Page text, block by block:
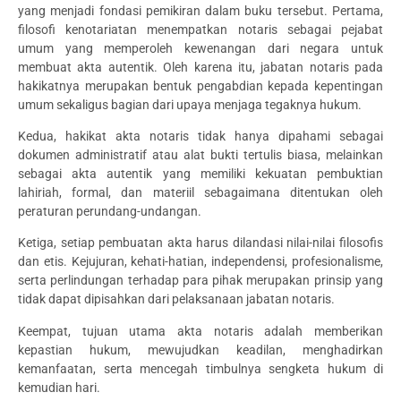
yang menjadi fondasi pemikiran dalam buku tersebut. Pertama,
filosofi kenotariatan menempatkan notaris sebagai pejabat
umum yang memperoleh kewenangan dari negara untuk
membuat akta autentik. Oleh karena itu, jabatan notaris pada
hakikatnya merupakan bentuk pengabdian kepada kepentingan
umum sekaligus bagian dari upaya menjaga tegaknya hukum.
Kedua, hakikat akta notaris tidak hanya dipahami sebagai
dokumen administratif atau alat bukti tertulis biasa, melainkan
sebagai akta autentik yang memiliki kekuatan pembuktian
lahiriah, formal, dan materiil sebagaimana ditentukan oleh
peraturan perundang-undangan.
Ketiga, setiap pembuatan akta harus dilandasi nilai-nilai filosofis
dan etis. Kejujuran, kehati-hatian, independensi, profesionalisme,
serta perlindungan terhadap para pihak merupakan prinsip yang
tidak dapat dipisahkan dari pelaksanaan jabatan notaris.
Keempat, tujuan utama akta notaris adalah memberikan
kepastian hukum, mewujudkan keadilan, menghadirkan
kemanfaatan, serta mencegah timbulnya sengketa hukum di
kemudian hari.